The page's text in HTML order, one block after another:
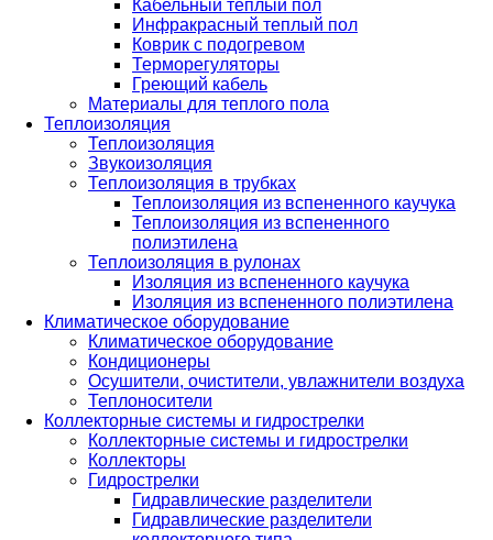
Кабельный теплый пол
Инфракрасный теплый пол
Коврик с подогревом
Терморегуляторы
Греющий кабель
Материалы для теплого пола
Теплоизоляция
Теплоизоляция
Звукоизоляция
Теплоизоляция в трубках
Теплоизоляция из вспененного каучука
Теплоизоляция из вспененного
полиэтилена
Теплоизоляция в рулонах
Изоляция из вспененного каучука
Изоляция из вспененного полиэтилена
Климатическое оборудование
Климатическое оборудование
Кондиционеры
Осушители, очистители, увлажнители воздуха
Теплоносители
Коллекторные системы и гидрострелки
Коллекторные системы и гидрострелки
Коллекторы
Гидрострелки
Гидравлические разделители
Гидравлические разделители